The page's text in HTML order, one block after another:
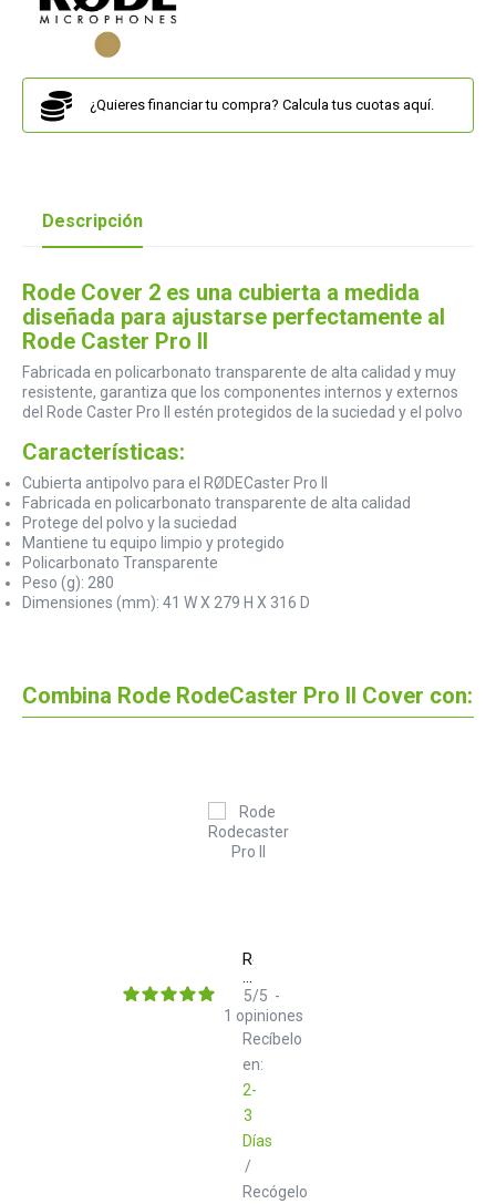
¿Quieres financiar tu compra? Calcula tus cuotas aquí.
Descripción
Rode Cover 2 es una cubierta a medida
diseñada para ajustarse perfectamente al
Rode Caster Pro II
Fabricada en policarbonato transparente de alta calidad y muy
resistente, garantiza que los componentes internos y externos
del Rode Caster Pro II estén protegidos de la suciedad y el polvo
Características:
Cubierta antipolvo para el RØDECaster Pro II
Fabricada en policarbonato transparente de alta calidad
Protege del polvo y la suciedad
Mantiene tu equipo limpio y protegido
Policarbonato Transparente
Peso (g): 280
Dimensiones (mm): 41 W X 279 H X 316 D
Combina Rode RodeCaster Pro II Cover con:
Rode
Rodecaster
Pro
II
Black
Recíbelo
en:
2-
3
Días
/
Recógelo
5/5 -
1 opiniones